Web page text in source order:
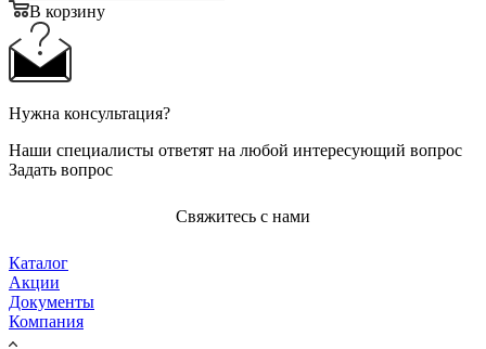
В корзину
Нужна консультация?
Наши специалисты ответят на любой интересующий вопрос
Задать вопрос
Свяжитесь с нами
Каталог
Акции
Документы
Компания